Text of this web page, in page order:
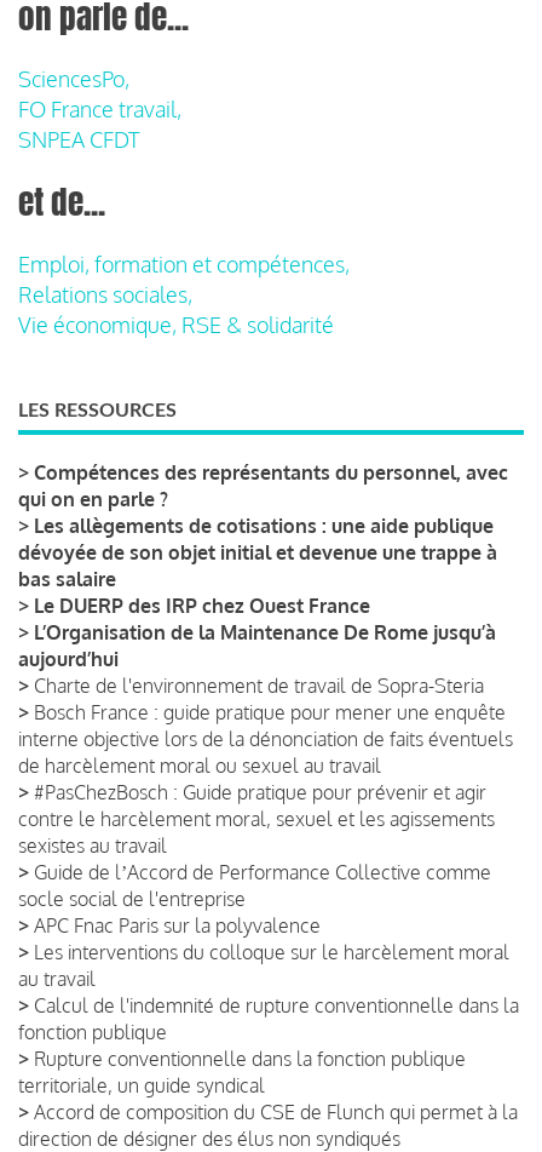
on parle de...
SciencesPo,
FO France travail,
SNPEA CFDT
et de...
Emploi, formation et compétences,
Relations sociales,
Vie économique, RSE & solidarité
LES RESSOURCES
> Compétences des représentants du personnel, avec
qui on en parle ?
> Les allègements de cotisations : une aide publique
dévoyée de son objet initial et devenue une trappe à
bas salaire
> Le DUERP des IRP chez Ouest France
> L’Organisation de la Maintenance De Rome jusqu’à
aujourd’hui
> Charte de l'environnement de travail de Sopra-Steria
> Bosch France : guide pratique pour mener une enquête
interne objective lors de la dénonciation de faits éventuels
de harcèlement moral ou sexuel au travail
> #PasChezBosch : Guide pratique pour prévenir et agir
contre le harcèlement moral, sexuel et les agissements
sexistes au travail
> Guide de lʼAccord de Performance Collective comme
socle social de l'entreprise
> APC Fnac Paris sur la polyvalence
> Les interventions du colloque sur le harcèlement moral
au travail
> Calcul de l'indemnité de rupture conventionnelle dans la
fonction publique
> Rupture conventionnelle dans la fonction publique
territoriale, un guide syndical
> Accord de composition du CSE de Flunch qui permet à la
direction de désigner des élus non syndiqués